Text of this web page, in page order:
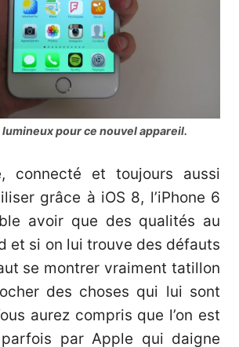
pour ce nouvel appareil.
connecté et toujours aussi
grâce à iOS 8, l’iPhone 6
avoir que des qualités au
et si on lui trouve des défauts
se montrer vraiment tatillon
des choses qui lui sont
aurez compris que l’on est
par Apple qui daigne